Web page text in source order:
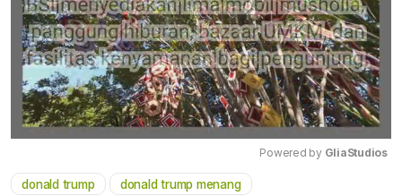
Powered by GliaStudios
donald trump donald trump menang